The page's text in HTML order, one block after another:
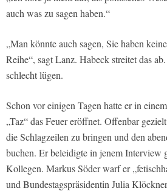
auch was zu sagen haben.“
„Man könnte auch sagen, Sie haben
Reihe“, sagt Lanz. Habeck streitet das
schlecht lügen.
Schon vor einigen Tagen hatte er in
„Taz“ das Feuer eröffnet. Offenbar
die Schlagzeilen zu bringen und den
buchen. Er beleidigte in jenem Interview
Kollegen. Markus Söder warf er
und Bundestagspräsidentin Julia